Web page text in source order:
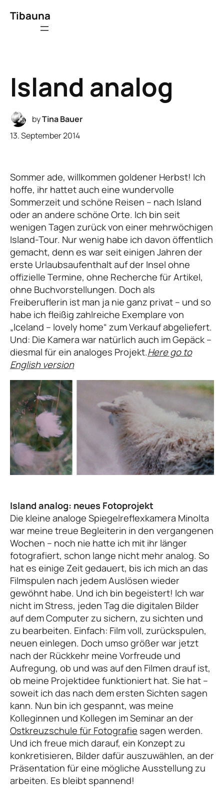
Tibauna
Island analog
byTina Bauer
13. September 2014
Sommer ade, willkommen goldener Herbst! Ich
hoffe, ihr hattet auch eine wundervolle
Sommerzeit und schöne Reisen – nach Island
oder an andere schöne Orte. Ich bin seit
wenigen Tagen zurück von einer mehrwöchigen
Island-Tour. Nur wenig habe ich davon öffentlich
gemacht, denn es war seit einigen Jahren der
erste Urlaubsaufenthalt auf der Insel ohne
offizielle Termine, ohne Recherche für Artikel,
ohne Buchvorstellungen. Doch als
Freiberuflerin ist man ja nie ganz privat – und so
habe ich fleißig zahlreiche Exemplare von
„Iceland – lovely home“ zum Verkauf abgeliefert.
Und: Die Kamera war natürlich auch im Gepäck –
diesmal für ein analoges Projekt.Here go to
English version
Island analog: neues Fotoprojekt
Die kleine analoge Spiegelreflexkamera Minolta
war meine treue Begleiterin in den vergangenen
Wochen – noch nie hatte ich mit ihr länger
fotografiert, schon lange nicht mehr analog. So
hat es einige Zeit gedauert, bis ich mich an das
Filmspulen nach jedem Auslösen wieder
gewöhnt habe. Und ich bin begeistert! Ich war
nicht im Stress, jeden Tag die digitalen Bilder
auf dem Computer zu sichern, zu sichten und
zu bearbeiten. Einfach: Film voll, zurückspulen,
neuen einlegen. Doch umso größer war jetzt
nach der Rückkehr meine Vorfreude und
Aufregung, ob und was auf den Filmen drauf ist,
ob meine Projektidee funktioniert hat. Sie hat –
soweit ich das nach dem ersten Sichten sagen
kann. Nun bin ich gespannt, was meine
Kolleginnen und Kollegen im Seminar an der
Ostkreuzschule für Fotografie sagen werden.
Und ich freue mich darauf, ein Konzept zu
konkretisieren, Bilder dafür auszuwählen, an der
Präsentation für eine mögliche Ausstellung zu
arbeiten. Es bleibt spannend!